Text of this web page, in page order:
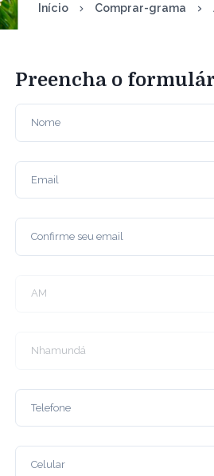
Início Comprar-grama
Preencha o